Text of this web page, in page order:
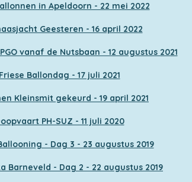
in Apeldoorn - 22 mei 2022
Geesteren - 16 april 2022
PGO vanaf de Nutsbaan - 12 augustus 2021
Friese Ballondag - 17 juli 2021
Kleinsmit gekeurd - 19 april 2021
PH-SUZ - 11 juli 2020
- Dag 3 - 23 augustus 2019
Barneveld - Dag 2 - 22 augustus 2019